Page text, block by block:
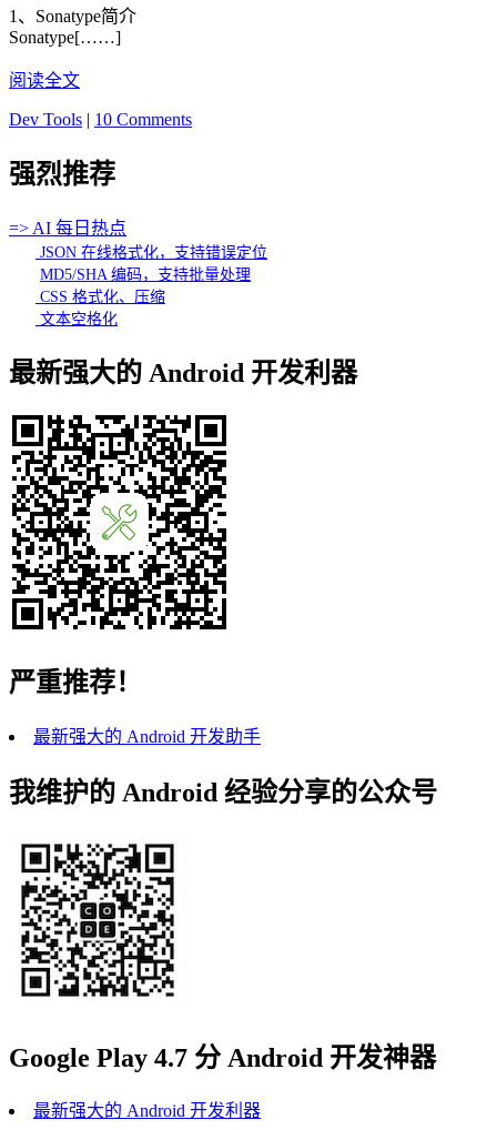
1、Sonatype简介
Sonatype[……]
阅读全文
Dev Tools | 10 Comments
强烈推荐
=> AI 每日热点
JSON 在线格式化，支持错误定位
MD5/SHA 编码，支持批量处理
CSS 格式化、压缩
文本空格化
最新强大的 Android 开发利器
严重推荐！
最新强大的 Android 开发助手
我维护的 Android 经验分享的公众号
Google Play 4.7 分 Android 开发神器
最新强大的 Android 开发利器